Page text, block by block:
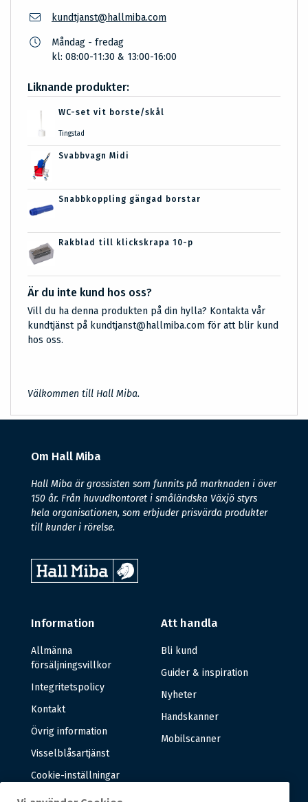
kundtjanst@hallmiba.com
Måndag - fredag
kl: 08:00-11:30 & 13:00-16:00
Liknande produkter:
WC-set vit borste/skål
Tingstad
Svabbvagn Midi
Snabbkoppling gängad borstar
Rakblad till klickskrapa 10-p
Är du inte kund hos oss?
Vill du ha denna produkten på din hylla? Kontakta vår
kundtjänst på kundtjanst@hallmiba.com för att blir kund
hos oss.
Välkommen till Hall Miba.
Om Hall Miba
Hall Miba är grossisten som funnits på marknaden i över
150 år. Från huvudkontoret i småländska Växjö styrs
hela organisationen, som erbjuder prisvärda produkter
till kunder i rörelse.
Information
Allmänna
försäljningsvillkor
Integritetspolicy
Kontakt
Övrig information
Visselblåsartjänst
Cookie-inställningar
Att handla
Bli kund
Guider & inspiration
Nyheter
Handskanner
Mobilscanner